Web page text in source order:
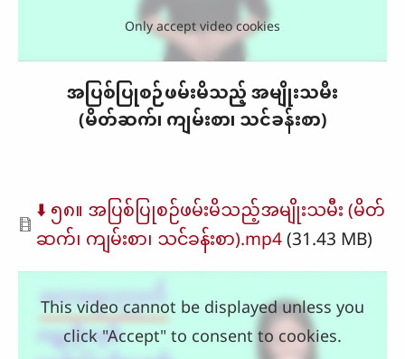
Only accept video cookies
အပြစ်ပြုစဉ်ဖမ်းမိသည့် အမျိုးသမီး
(မိတ်ဆက်၊ ကျမ်းစာ၊ သင်ခန်းစာ)
Document
⬇️ ၅၈။ အပြစ်ပြုစဉ်ဖမ်းမိသည့်အမျိုးသမီး (မိတ်
ဆက်၊ ကျမ်းစာ၊ သင်ခန်းစာ).mp4(31.43 MB)
This video cannot be displayed unless you
click "Accept" to consent to cookies.